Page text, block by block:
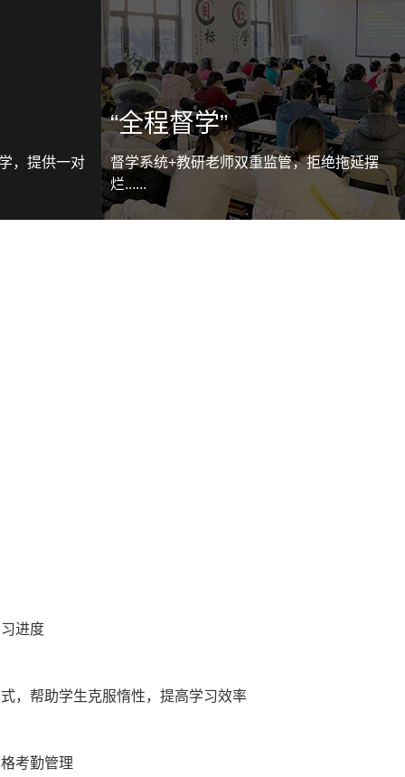
，提供一对
“全程督学”
督学系统+教研老师双重监管，拒绝拖延摆
烂......
进度
，帮助学生克服惰性，提高学习效率
考勤管理